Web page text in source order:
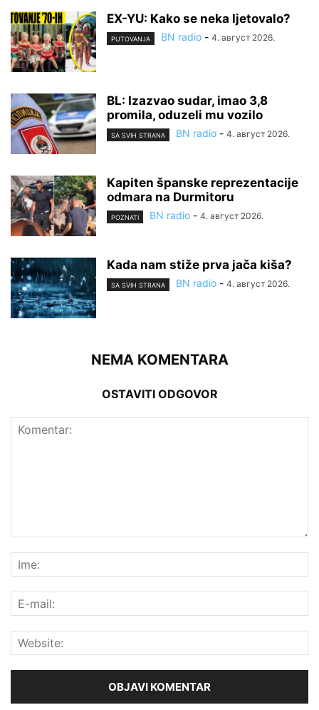
EX-YU: Kako se neka ljetovalo?
PUTOVANJA BN radio - 4. август 2026.
BL: Izazvao sudar, imao 3,8
promila, oduzeli mu vozilo
SA SVIH STRANA BN radio - 4. август 2026.
Kapiten španske reprezentacije
odmara na Durmitoru
POZNATI BN radio - 4. август 2026.
Kada nam stiže prva jača kiša?
SA SVIH STRANA BN radio - 4. август 2026.
NEMA KOMENTARA
OSTAVITI ODGOVOR